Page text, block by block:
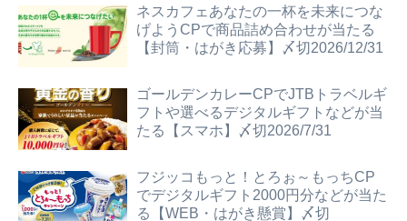
ネスカフェあなたの一杯を未来につな
げようCPで商品詰め合わせが当たる
【封筒・はがき応募】〆切2026/12/31
ゴールデンカレーCPでJTBトラベルギ
フトや選べるデジタルギフトなどが当
たる【スマホ】〆切2026/7/31
フジッコもっと！とろぉ～もっちCP
でデジタルギフト2000円分などが当た
る【WEB・はがき懸賞】〆切